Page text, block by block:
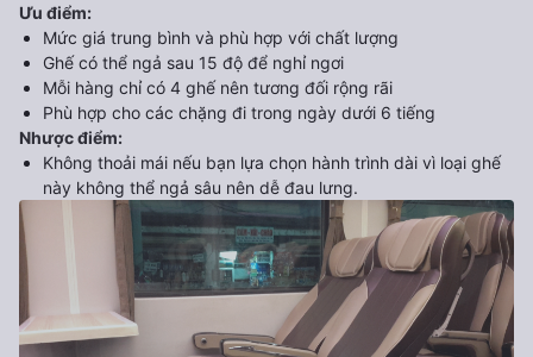
Ưu điểm:
Mức giá trung bình và phù hợp với chất lượng
Ghế có thể ngả sau 15 độ để nghỉ ngơi
Mỗi hàng chỉ có 4 ghế nên tương đối rộng rãi
Phù hợp cho các chặng đi trong ngày dưới 6 tiếng
Nhược điểm:
Không thoải mái nếu bạn lựa chọn hành trình dài vì loại ghế
này không thể ngả sâu nên dễ đau lưng.